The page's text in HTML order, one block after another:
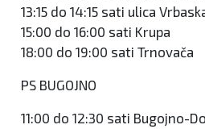
13:15 do 14:15 sati ulica
15:00 do 16:00 sati Krupa
18:00 do 19:00 sati Trnovača
PS BUGOJNO
11:00 do 12:30 sati Bugojno-